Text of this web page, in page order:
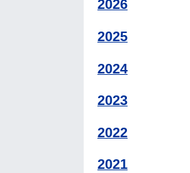
2026
2025
2024
2023
2022
2021